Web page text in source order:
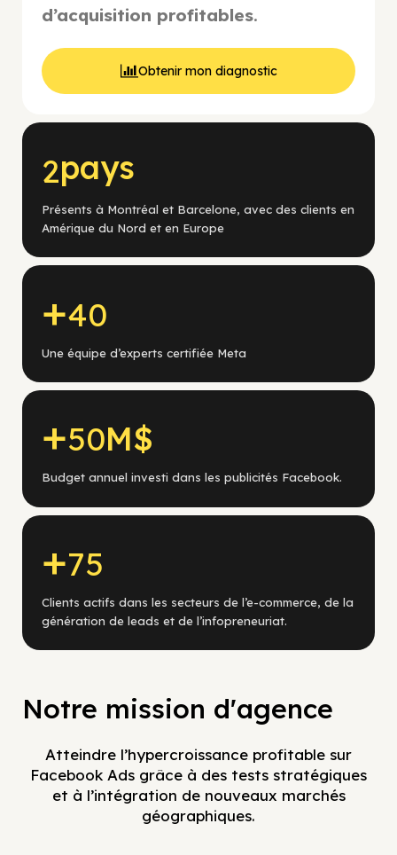
d’acquisition profitables.
Obtenir mon diagnostic
2pays
Présents à Montréal et Barcelone, avec des clients en
Amérique du Nord et en Europe
+40
Une équipe d’experts certifiée Meta
+50M$
Budget annuel investi dans les publicités Facebook.
+75
Clients actifs dans les secteurs de l’e-commerce, de la
génération de leads et de l’infopreneuriat.
Notre mission d'agence
Atteindre l’hypercroissance profitable sur
Facebook Ads grâce à des tests stratégiques
et à l’intégration de nouveaux marchés
géographiques.